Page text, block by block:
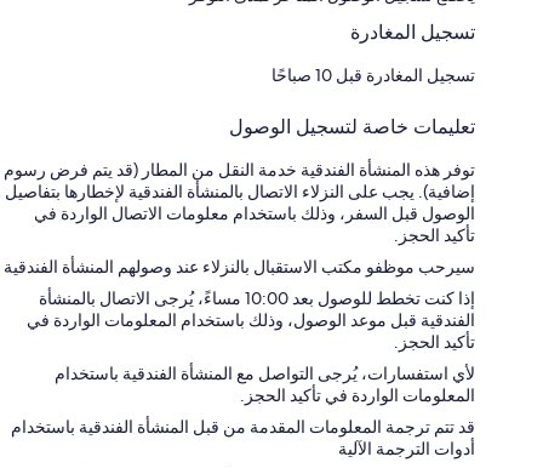
تسجيل المغادرة
تسجيل المغادرة قبل 10 صباحًا
تعليمات خاصة لتسجيل الوصول
توفر هذه المنشأة الفندقية خدمة النقل من المطار (قد يتم فرض رسوم
إضافية). يجب على النزلاء الاتصال بالمنشأة الفندقية لإخطارها بتفاصيل
الوصول قبل السفر، وذلك باستخدام معلومات الاتصال الواردة في
تأكيد الحجز.
سيرحب موظفو مكتب الاستقبال بالنزلاء عند وصولهم المنشأة الفندقية
إذا كنت تخطط للوصول بعد 10:00 مساءً، يُرجى الاتصال بالمنشأة
الفندقية قبل موعد الوصول، وذلك باستخدام المعلومات الواردة في
تأكيد الحجز.
لأي استفسارات، يُرجى التواصل مع المنشأة الفندقية باستخدام
المعلومات الواردة في تأكيد الحجز.
قد تتم ترجمة المعلومات المقدمة من قبل المنشأة الفندقية باستخدام
أدوات الترجمة الآلية